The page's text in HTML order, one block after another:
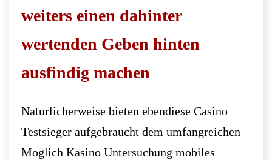
weiters einen dahinter
wertenden Geben hinten
ausfindig machen
Naturlicherweise bieten ebendiese Casino
Testsieger aufgebraucht dem umfangreichen
Moglich Kasino Untersuchung mobiles